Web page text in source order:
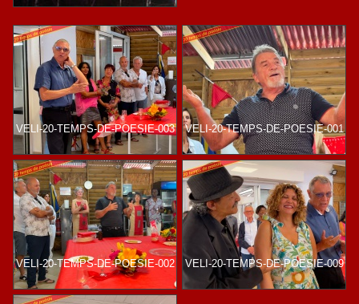
VELI-20-TEMPS-DE-POESIE-003 VELI-20-TEMPS-DE-POESIE-001
VELI-20-TEMPS-DE-POESIE-002 VELI-20-TEMPS-DE-POESIE-009